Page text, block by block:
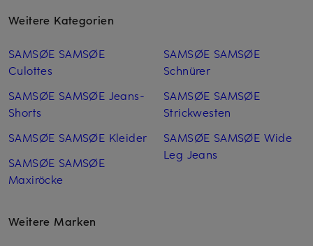
Weitere Kategorien
SAMSØE SAMSØE
Culottes
SAMSØE SAMSØE Jeans-
Shorts
SAMSØE SAMSØE Kleider
SAMSØE SAMSØE
Maxiröcke
SAMSØE SAMSØE
Schnürer
SAMSØE SAMSØE
Strickwesten
SAMSØE SAMSØE Wide
Leg Jeans
Weitere Marken